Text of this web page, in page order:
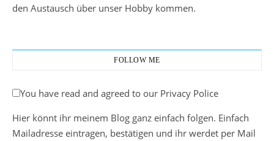
den Austausch über unser Hobby kommen.
FOLLOW ME
You have read and agreed to our Privacy Police
Hier könnt ihr meinem Blog ganz einfach folgen. Einfach
Mailadresse eintragen, bestätigen und ihr werdet per Mail